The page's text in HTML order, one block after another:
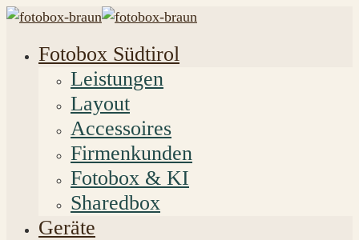
Fotobox Südtirol
Leistungen
Layout
Accessoires
Firmenkunden
Fotobox & KI
Sharedbox
Geräte